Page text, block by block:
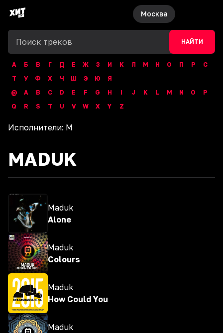
Москва
НАЙТИ
А Б В Г Д Е Ж З И К Л М Н О П Р
С
Т
У Ф Х Ч Ш Э Ю
Я
@
A B C D E F G H I J K L M N O
P
Q
R S T U V W X Y Z
Исполнители: M
MADUK
Maduk
Alone
Maduk
Colours
Maduk
How Could You
Maduk